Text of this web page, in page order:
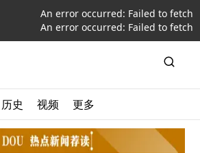
An error occurred: Failed to fetch
An error occurred: Failed to fetch
历史 视频 更多